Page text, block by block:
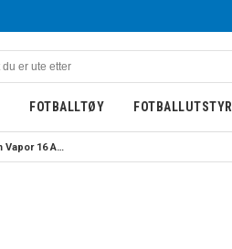
FOTBALLTØY FOTBALLUTSTYR
Nike Mercurial Zoom Vapor 16 Academy TF Fotballsko Barn KM Lilla